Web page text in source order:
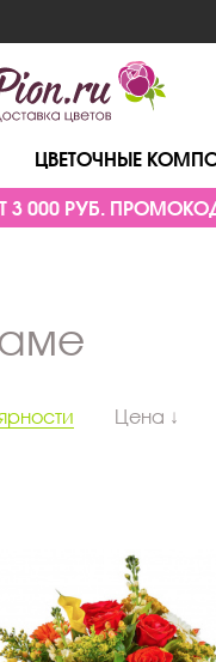
ЦВЕТОЧНЫЕ
3 000 РУБ.
Цена ↓